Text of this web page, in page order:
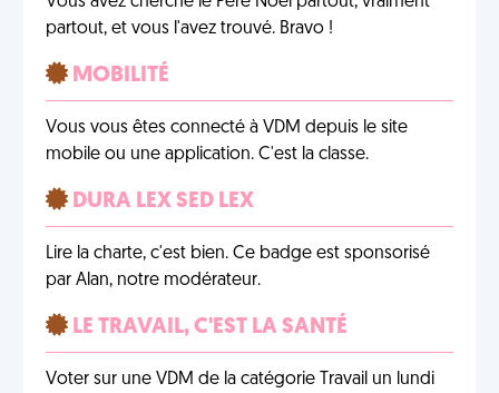
partout, et vous l'avez trouvé. Bravo !
MOBILITÉ
Vous vous êtes connecté à VDM depuis le site
mobile ou une application. C'est la classe.
DURA LEX SED LEX
Lire la charte, c'est bien. Ce badge est sponsorisé
par Alan, notre modérateur.
LE TRAVAIL, C'EST LA SANTÉ
Voter sur une VDM de la catégorie Travail un lundi